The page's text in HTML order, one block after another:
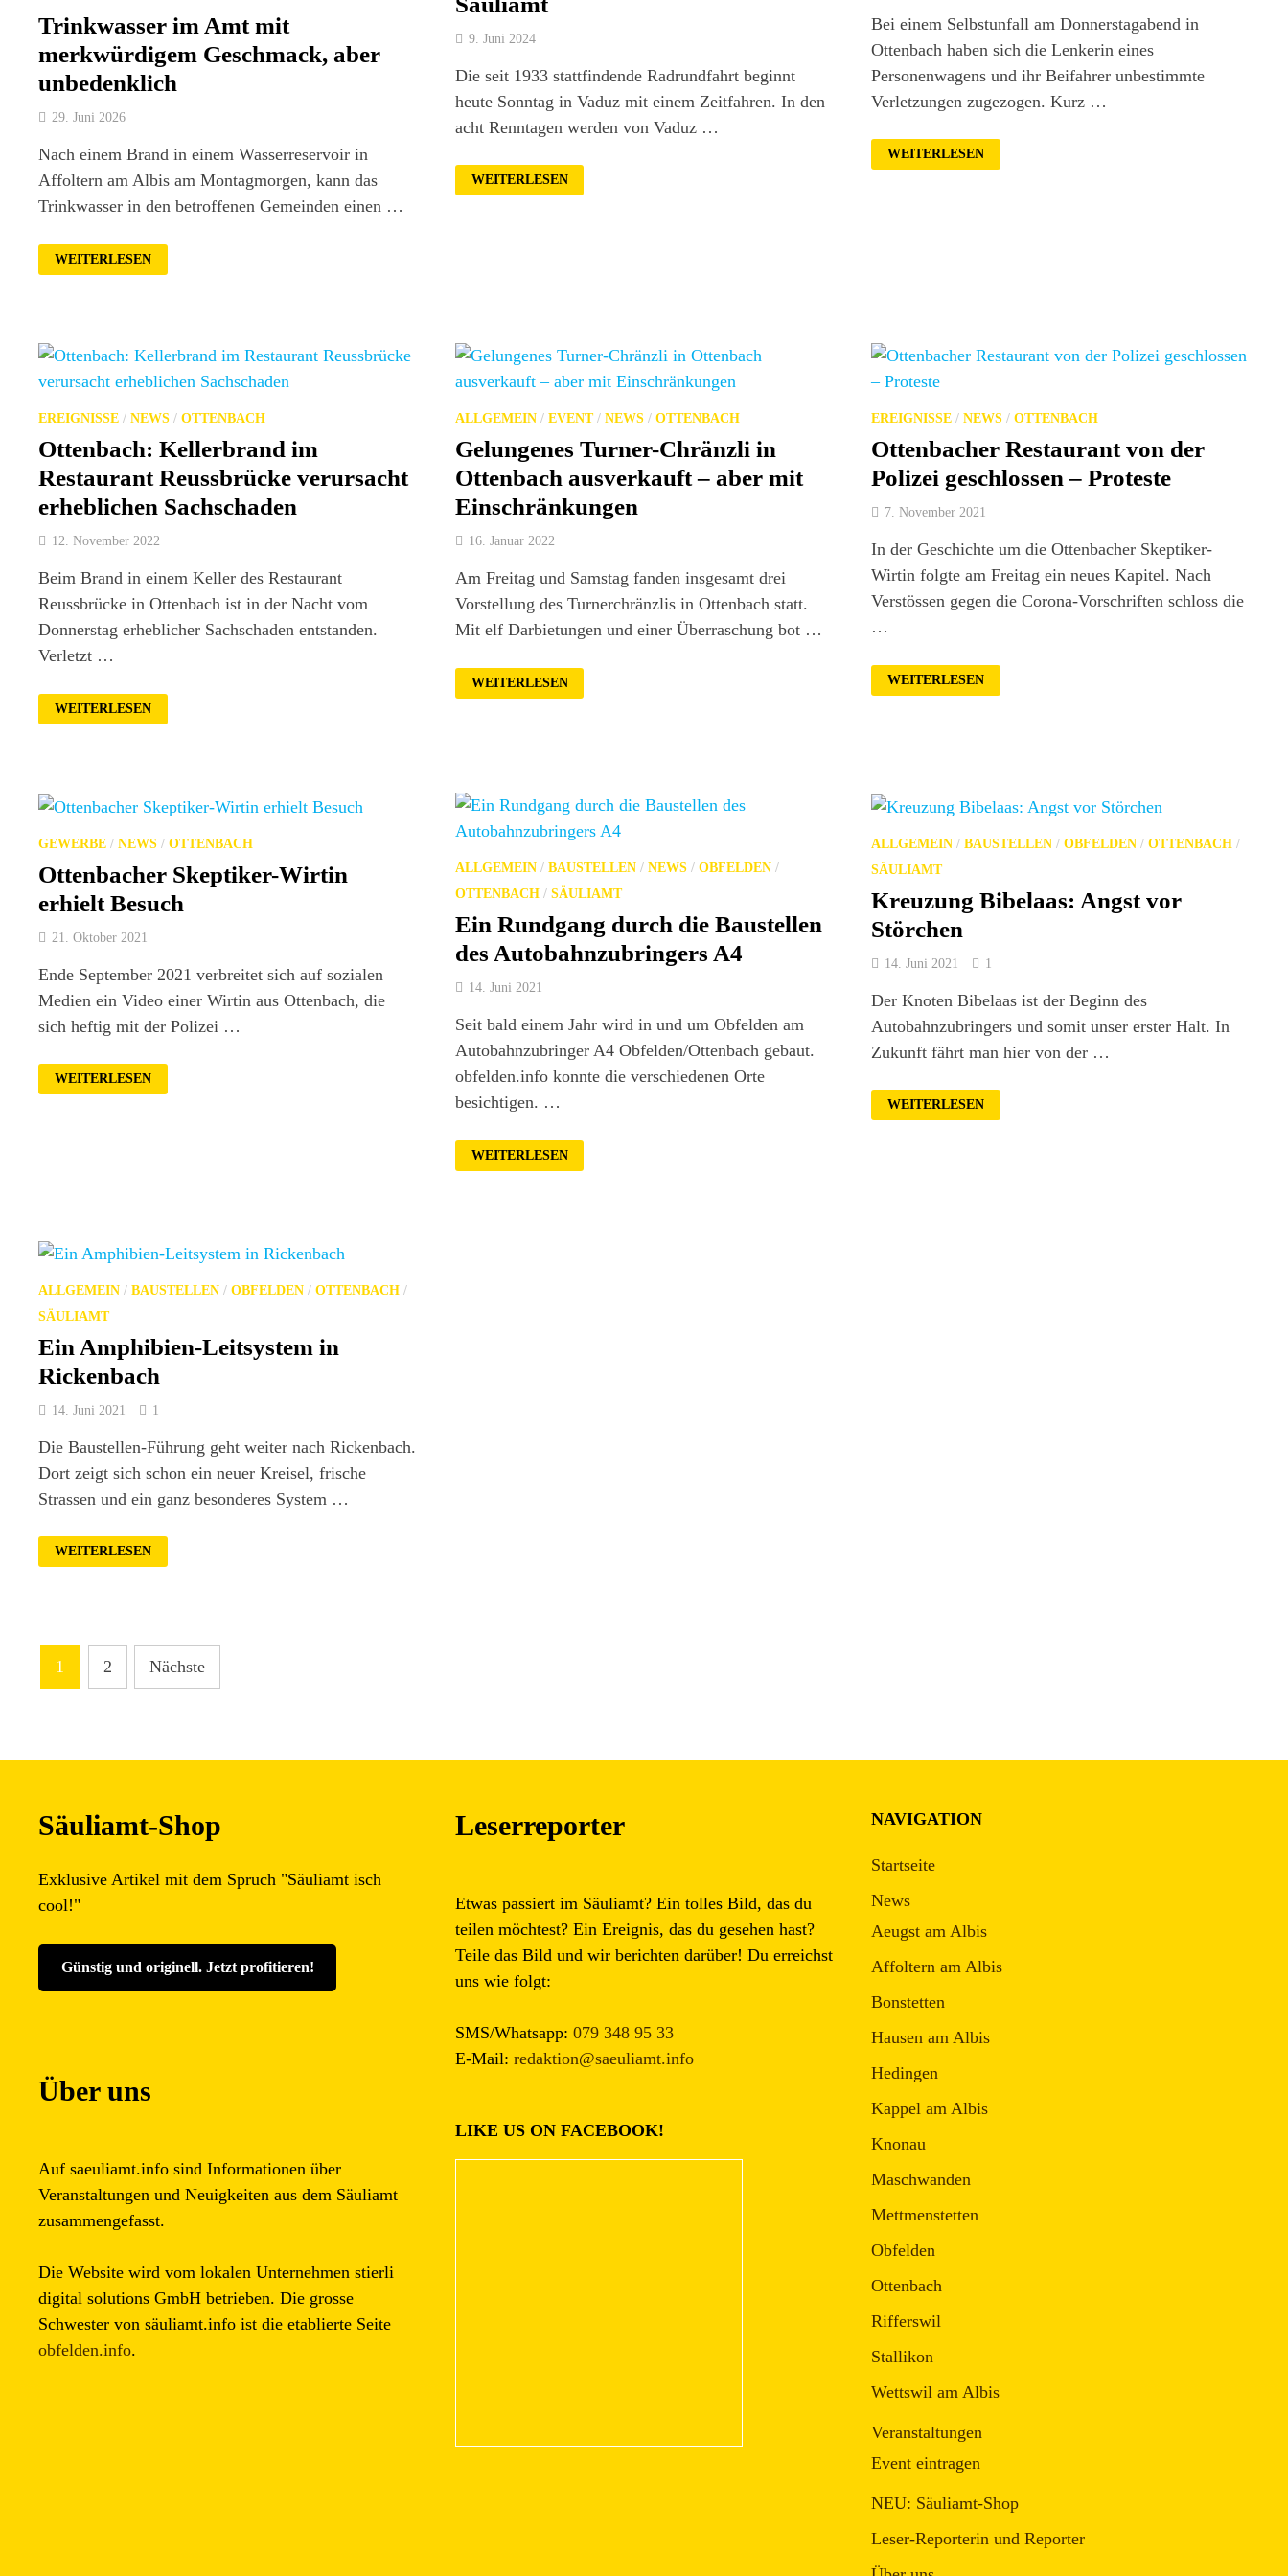
Trinkwasser im Amt mit
merkwürdigem Geschmack, aber
unbedenklich
29. Juni 2026
Nach einem Brand in einem Wasserreservoir in
Affoltern am Albis am Montagmorgen, kann das
Trinkwasser in den betroffenen Gemeinden einen …
TRINKWASSER
IM
AMT
WEITERLESEN
9. Juni 2024
Die seit 1933 stattfindende Radrundfahrt beginnt
heute Sonntag in Vaduz mit einem Zeitfahren. In den
acht Renntagen werden von ­Vaduz …
DIE
TOUR
DE
WEITERLESEN
Bei einem Selbstunfall am Donnerstagabend in
Ottenbach haben sich die Lenkerin eines
Personenwagens und ihr Beifahrer unbestimmte
Verletzungen zugezogen. Kurz …
VERKEHRSUNFALL
IN
OTTENBACH
WEITERLESEN
EREIGNISSE /NEWS /OTTENBACH
Ottenbach: Kellerbrand im
Restaurant Reussbrücke verursacht
erheblichen Sachschaden
12. November 2022
Beim Brand in einem Keller des Restaurant
Reussbrücke in Ottenbach ist in der Nacht vom
Donnerstag erheblicher Sachschaden entstanden.
Verletzt …
OTTENBACH:
KELLERBRAND
IM
WEITERLESEN
ALLGEMEIN/ EVENT/ NEWS/ OTTENBACH
Gelungenes Turner-Chränzli in
Ottenbach ausverkauft – aber mit
Einschränkungen
16. Januar 2022
Am Freitag und Samstag fanden insgesamt drei
Vorstellung des Turnerchränzlis in Ottenbach statt.
Mit elf Darbietungen und einer Überraschung bot …
GELUNGENES
TURNER-
CHRÄNZLI
EINSCHRÄNKUNGEN
WEITERLESEN
EREIGNISSE /NEWS /OTTENBACH
Ottenbacher Restaurant von der
Polizei geschlossen – Proteste
7. November 2021
In der Geschichte um die Ottenbacher Skeptiker-
Wirtin folgte am Freitag ein neues Kapitel. Nach
Verstössen gegen die Corona-Vorschriften schloss die
…
OTTENBACHER
RESTAURANT
VON
WEITERLESEN
GEWERBE /NEWS /OTTENBACH
Ottenbacher Skeptiker-Wirtin
erhielt Besuch
21. Oktober 2021
Ende September 2021 verbreitet sich auf sozialen
Medien ein Video einer Wirtin aus Ottenbach, die
sich heftig mit der Polizei …
OTTENBACHER
SKEPTIKER-
WIRTIN
WEITERLESEN
ALLGEMEIN/ BAUSTELLEN/ NEWS/ OBFELDEN/
OTTENBACH/ SÄULIAMT
Ein Rundgang durch die Baustellen
des Autobahnzubringers A4
14. Juni 2021
Seit bald einem Jahr wird in und um Obfelden am
Autobahnzubringer A4 Obfelden/Ottenbach gebaut.
obfelden.info konnte die verschiedenen Orte
besichtigen. …
EIN
RUNDGANG
DURCH
WEITERLESEN
ALLGEMEIN /BAUSTELLEN /OBFELDEN /OTTENBACH /
SÄULIAMT
Kreuzung Bibelaas: Angst vor
Störchen
14. Juni 2021 1
Der Knoten Bibelaas ist der Beginn des
Autobahnzubringers und somit unser erster Halt. In
Zukunft fährt man hier von der …
KREUZUNG
BIBELAAS:
ANGST
WEITERLESEN
ALLGEMEIN /BAUSTELLEN /OBFELDEN /OTTENBACH /
SÄULIAMT
Ein Amphibien-Leitsystem in
Rickenbach
14. Juni 2021 1
Die Baustellen-Führung geht weiter nach Rickenbach.
Dort zeigt sich schon ein neuer Kreisel, frische
Strassen und ein ganz besonderes System …
EIN
AMPHIBIEN-
LEITSYSTEM
WEITERLESEN
Seitennummerierung
der
1 2 Nächste
Säuliamt-Shop
Exklusive Artikel mit dem Spruch "Säuliamt isch
cool!"
Günstig und originell. Jetzt profitieren!
Über uns
Auf saeuliamt.info sind Informationen über
Veranstaltungen und Neuigkeiten aus dem Säuliamt
zusammengefasst.
Die Website wird vom lokalen Unternehmen stierli
digital solutions GmbH betrieben. Die grosse
Schwester von säuliamt.info ist die etablierte Seite
obfelden.info.
Leserreporter
Etwas passiert im Säuliamt? Ein tolles Bild, das du
teilen möchtest? Ein Ereignis, das du gesehen hast?
Teile das Bild und wir berichten darüber! Du erreichst
uns wie folgt:
SMS/Whatsapp: 079 348 95 33
E-Mail: redaktion@saeuliamt.info
LIKE US ON FACEBOOK!
NAVIGATION
Startseite
News
Aeugst am Albis
Affoltern am Albis
Bonstetten
Hausen am Albis
Hedingen
Kappel am Albis
Knonau
Maschwanden
Mettmenstetten
Obfelden
Ottenbach
Rifferswil
Stallikon
Wettswil am Albis
Veranstaltungen
Event eintragen
NEU: Säuliamt-Shop
Leser-Reporterin und Reporter